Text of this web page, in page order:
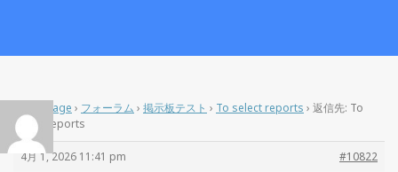
Home Page › フォーラム › 掲示板テスト › To select reports › 返信先: To
select reports
4月 1, 2026 11:41 pm
#10822